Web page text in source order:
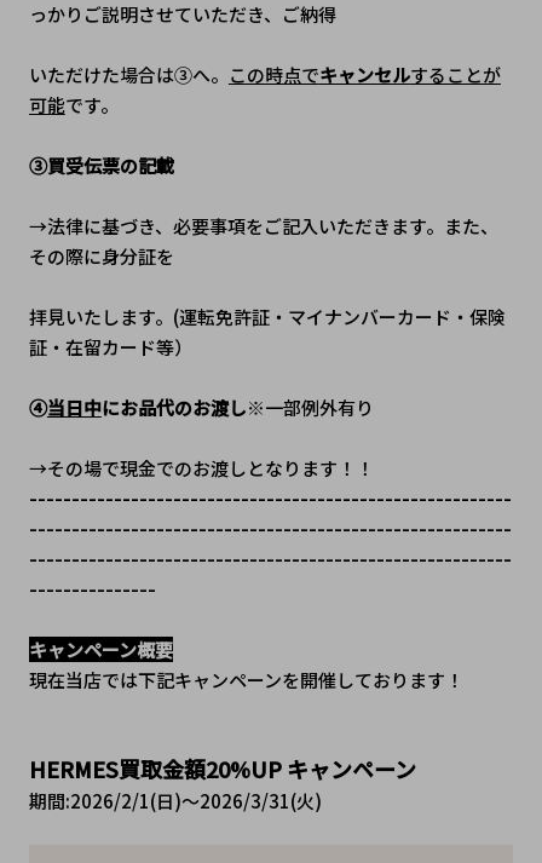
っかりご説明させていただき、ご納得
いただけた場合は③へ。 この時点でキャンセルすることが
可能です。
③買受伝票の記載
→法律に基づき、必要事項をご記入いただきます。また、
その際に身分証を
拝見いたします。(運転免許証・マイナンバーカード・保険
証・在留カード等）
④当日中にお品代のお渡し※一部例外有り
→その場で現金でのお渡しとなります！！
---------------------------------------------------------
---------------------------------------------------------
---------------------------------------------------------
---------------
キャンペーン概要
現在当店では下記キャンペーンを開催しております！
HERMES買取金額20%UP キャンペーン
期間:2026/2/1(日)～2026/3/31(火)